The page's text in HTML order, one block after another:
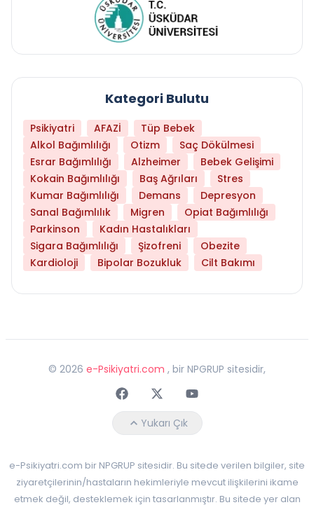
Kategori Bulutu
Psikiyatri AFAZİ
Tüp Bebek
Alkol Bağımlılığı
Otizm
Saç Dökülmesi
Esrar Bağımlılığı
Alzheimer
Bebek Gelişimi
Kokain Bağımlılığı
Baş Ağrıları
Stres
Kumar Bağımlılığı
Demans
Depresyon
Sanal Bağımlılık
Migren
Opiat Bağımlılığı
Parkinson
Kadın Hastalıkları
Sigara Bağımlılığı
Şizofreni
Obezite
Kardioloji
Bipolar Bozukluk Cilt Bakımı
© 2026 e-Psikiyatri.com , bir NPGRUP sitesidir,
FaceebokTwitterYoutube
Yukarı Çık
e-Psikiyatri.com bir NPGRUP sitesidir. Bu sitede verilen bilgiler, site
ziyaretçilerinin/hastaların hekimleriyle mevcut ilişkilerini ikame
etmek değil, desteklemek için tasarlanmıştır. Bu sitede yer alan